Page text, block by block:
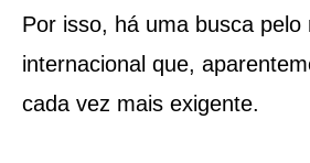
Por isso, há uma busca pelo
internacional que,
cada vez mais exigente.